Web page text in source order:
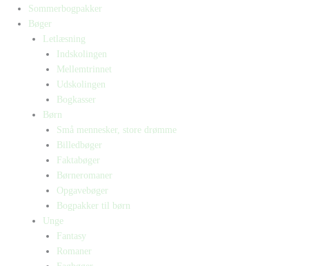
Sommerbogpakker
Bøger
Letlæsning
Indskolingen
Mellemtrinnet
Udskolingen
Bogkasser
Børn
Små mennesker, store drømme
Billedbøger
Faktabøger
Børneromaner
Opgavebøger
Bogpakker til børn
Unge
Fantasy
Romaner